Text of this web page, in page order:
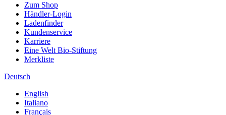
Zum Shop
Händler-Login
Ladenfinder
Kundenservice
Karriere
Eine Welt Bio-Stiftung
Merkliste
Deutsch
English
Italiano
Français